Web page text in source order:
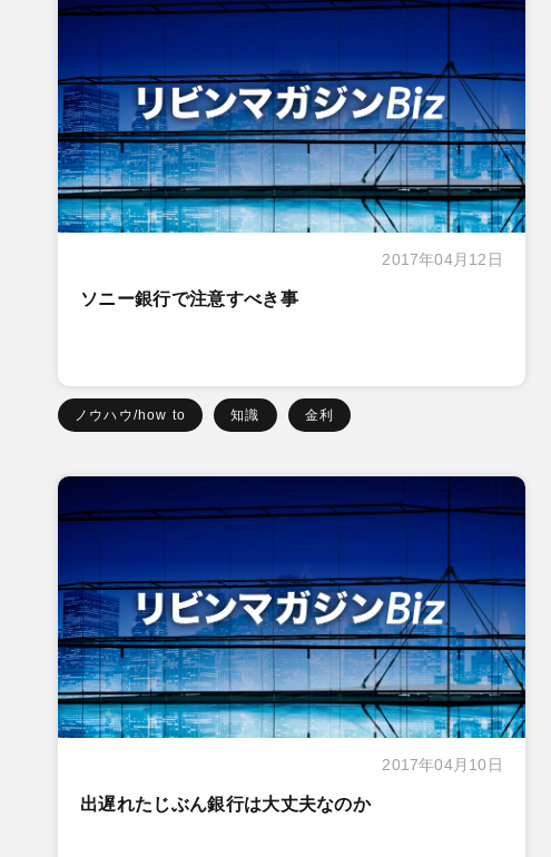
2017年04月12日
ソニー銀行で注意すべき事
ノウハウ/how to 知識 金利
2017年04月10日
出遅れたじぶん銀行は大丈夫なのか